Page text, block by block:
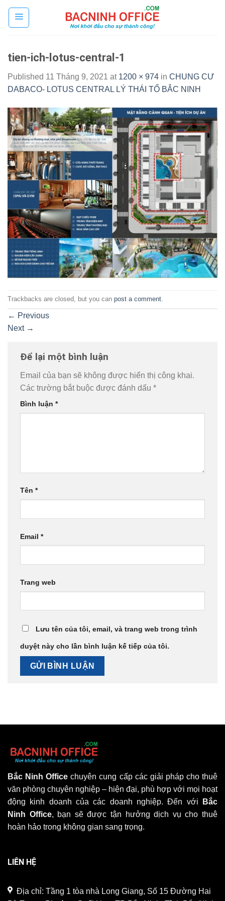
Skip
tien-ich-lotus-central-1
Published 11 Tháng 9, 2021 at 1200 × 974 in CHUNG CƯ
DABACO- LOTUS CENTRAL LÝ THÁI TỔ BẮC NINH
Trackbacks are closed, but you can post a comment
← Previous
Next →
Để lại một bình luận
Email của bạn sẽ không được hiển thị công khai.
Các trường bắt buộc được đánh dấu *
Bình luận *
Tên *
Email *
Trang web
Lưu tên của tôi, email, và trang web trong trình
duyệt này cho lần bình luận kế tiếp của tôi.
Bắc Ninh Office chuyên cung cấp các giải pháp cho thuê
văn phòng chuyên nghiệp – hiện đại, phù hợp với mọi hoạt
động kinh doanh của các doanh nghiệp. Đến với
Bắc
Ninh Office, bạn sẽ được tận hưởng dịch vụ cho thuê
hoàn hảo trong không gian sang trọng.
LIÊN HỆ
Địa chỉ: Tầng 1 tòa nhà Long Giang, Số 15 Đường Hai